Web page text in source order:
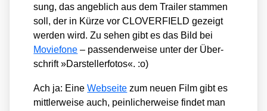
sung, das angeb­lich aus dem Trai­ler stam­men
soll, der in Kür­ze vor CLOVERFIELD gezeigt
wer­den wird. Zu sehen gibt es das Bild bei
Movie­fo­ne – pas­sen­der­wei­se unter der Über­
schrift »Dar­stel­ler­fo­tos«. :o)
Ach ja: EineWeb­sei­te zum neu­en Film gibt es
mitt­ler­wei­se auch, pein­li­cher­wei­se fin­det man